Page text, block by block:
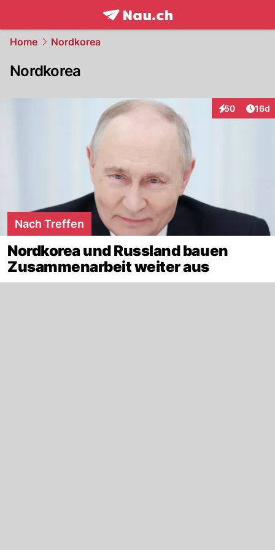
frontpage.NAU.ch
Home Nordkorea
Nordkorea
50
Interaktionen
16d
Nach Treffen
Nordkorea und Russland bauen
Zusammenarbeit weiter aus